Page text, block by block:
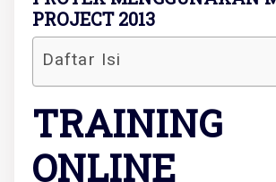
PROJECT 2013
Daftar Isi
TRAINING
ONLINE